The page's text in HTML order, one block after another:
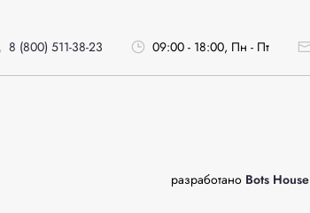
8 (800) 511-38-23 09:00 - 18:00, Пн - Пт
разработано Bots House